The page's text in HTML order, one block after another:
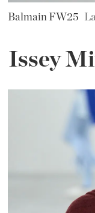
Balmain FW25
Issey